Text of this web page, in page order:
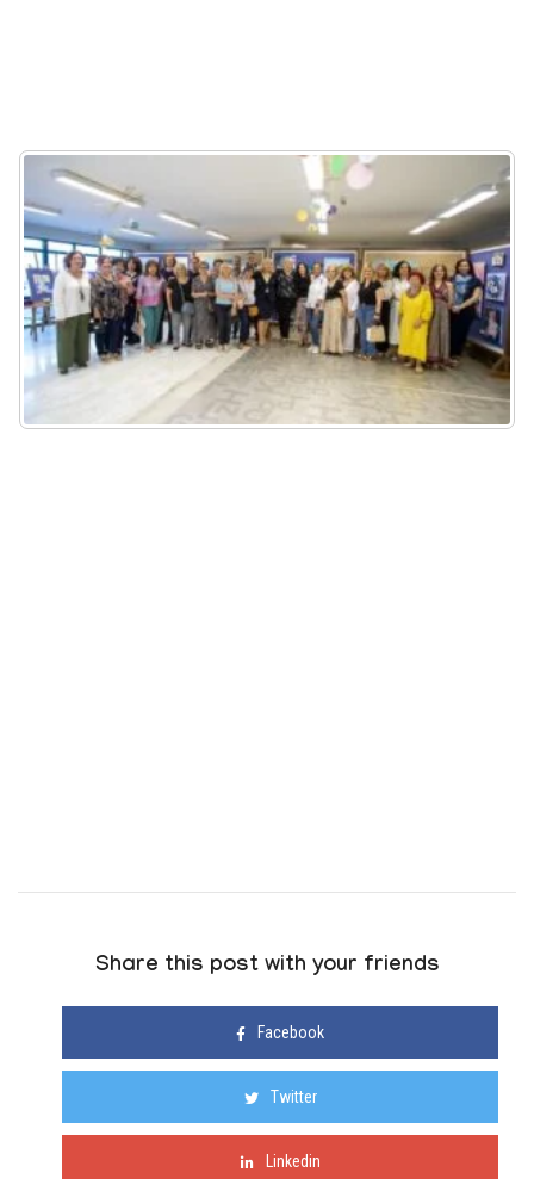
Share this post with your friends
Facebook
Twitter
Linkedin